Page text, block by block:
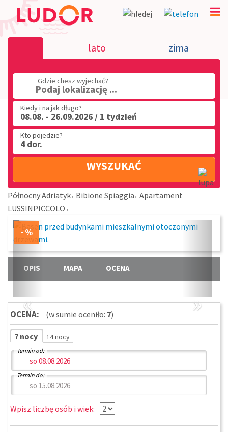
Apartament LUSSINPICCOLO - Bibione Spiaggia -
(32) 720 60 56
lato zima
Gdzie chesz wyjechać?
Podaj lokalizację ...
Kiedy i na jak długo?
08.08. - 26.09.2026 / 1 tydzień
Kto pojedzie?
4 dor.
WYSZUKAĆ
Północny Adriatyk Bibione Spiaggia Apartament
LUSSINPICCOLO
« »
OPIS MAPA OCENA
OCENA: (w sumie oceniło: 7)
7 nocy 14 nocy
Termin od:
Termin do:
Wpisz liczbę osób i wiek: